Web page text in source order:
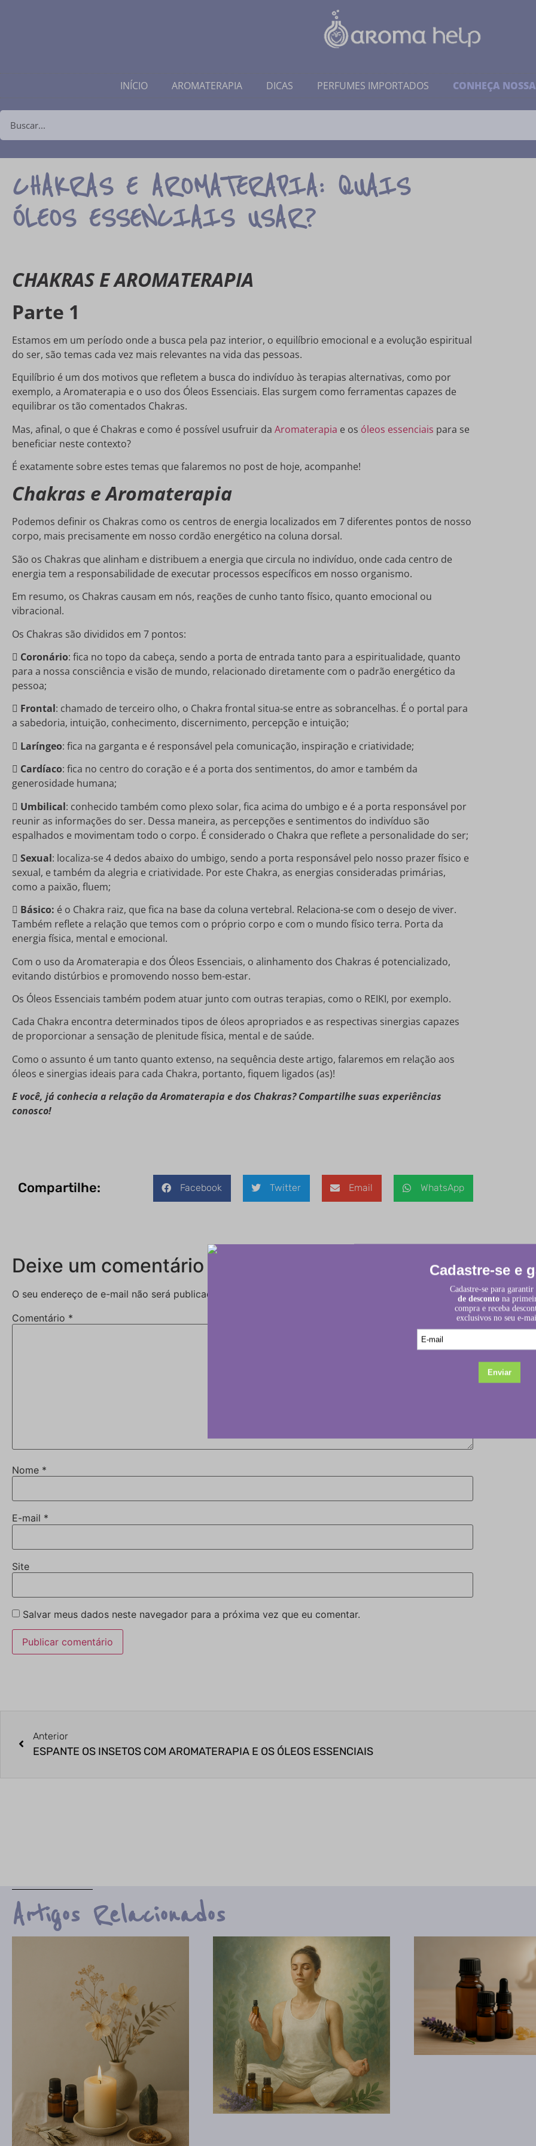
INÍCIO AROMATERAPIA DICAS PERFUMES IMPORTADOS CONHEÇA
CHAKRAS E AROMATERAPIA: QUAIS
ÓLEOS ESSENCIAIS USAR?
CHAKRAS E AROMATERAPIA
Parte 1
Estamos em um período onde a busca pela paz interior, o equilíbrio emocional e a evolução espiritual
do ser, são temas cada vez mais relevantes na vida das pessoas.
Equilíbrio é um dos motivos que refletem a busca do indivíduo às terapias alternativas, como por
exemplo, a Aromaterapia e o uso dos Óleos Essenciais. Elas surgem como ferramentas capazes de
equilibrar os tão comentados Chakras.
Mas, afinal, o que é Chakras e como é possível usufruir da Aromaterapia e os óleos essenciais para se
beneficiar neste contexto?
É exatamente sobre estes temas que falaremos no post de hoje, acompanhe!
Chakras e Aromaterapia
Podemos definir os Chakras como os centros de energia localizados em 7 diferentes pontos de nosso
corpo, mais precisamente em nosso cordão energético na coluna dorsal.
São os Chakras que alinham e distribuem a energia que circula no indivíduo, onde cada centro de
energia tem a responsabilidade de executar processos específicos em nosso organismo.
Em resumo, os Chakras causam em nós, reações de cunho tanto físico, quanto emocional ou
vibracional.
Os Chakras são divididos em 7 pontos:
 Coronário: fica no topo da cabeça, sendo a porta de entrada tanto para a espiritualidade, quanto
para a nossa consciência e visão de mundo, relacionado diretamente com o padrão energético da
pessoa;
 Frontal: chamado de terceiro olho, o Chakra frontal situa-se entre as sobrancelhas. É o portal para
a sabedoria, intuição, conhecimento, discernimento, percepção e intuição;
 Laríngeo: fica na garganta e é responsável pela comunicação, inspiração e criatividade;
 Cardíaco: fica no centro do coração e é a porta dos sentimentos, do amor e também da
generosidade humana;
 Umbilical: conhecido também como plexo solar, fica acima do umbigo e é a porta responsável por
reunir as informações do ser. Dessa maneira, as percepções e sentimentos do indivíduo são
espalhados e movimentam todo o corpo. É considerado o Chakra que reflete a personalidade do ser;
 Sexual: localiza-se 4 dedos abaixo do umbigo, sendo a porta responsável pelo nosso prazer físico e
sexual, e também da alegria e criatividade. Por este Chakra, as energias consideradas primárias,
como a paixão, fluem;
 Básico: é o Chakra raiz, que fica na base da coluna vertebral. Relaciona-se com o desejo de viver.
Também reflete a relação que temos com o próprio corpo e com o mundo físico terra. Porta da
energia física, mental e emocional.
Com o uso da Aromaterapia e dos Óleos Essenciais, o alinhamento dos Chakras é potencializado,
evitando distúrbios e promovendo nosso bem-estar.
Os Óleos Essenciais também podem atuar junto com outras terapias, como o REIKI, por exemplo.
Cada Chakra encontra determinados tipos de óleos apropriados e as respectivas sinergias capazes
de proporcionar a sensação de plenitude física, mental e de saúde.
Como o assunto é um tanto quanto extenso, na sequência deste artigo, falaremos em relação aos
óleos e sinergias ideais para cada Chakra, portanto, fiquem ligados (as)!
E você, já conhecia a relação da Aromaterapia e dos Chakras? Compartilhe suas experiências
conosco!
Compartilhe: Facebook Twitter Email WhatsApp
Deixe um comentário
O seu endereço de e-mail não será publicado.
Comentário *
Nome *
E-mail *
Site
Salvar meus dados neste navegador para a próxima vez que eu comentar.
Anterior
ESPANTE OS INSETOS COM AROMATERAPIA E OS ÓLEOS ESSENCIAIS
Artigos Relacionados